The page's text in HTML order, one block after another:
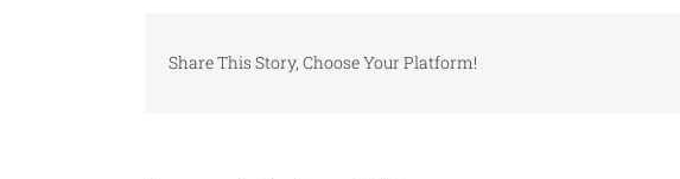
Share This Story, Choose Your Platform!